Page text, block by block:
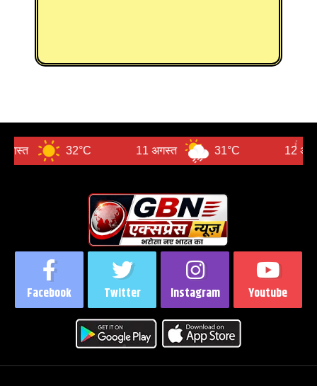
32°C 11 अगस्त 31°C 12 अगस्त
Facebook Twitter Instagram Youtube